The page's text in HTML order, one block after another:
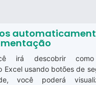
irá descobrir
Excel usando botões de
você poderá